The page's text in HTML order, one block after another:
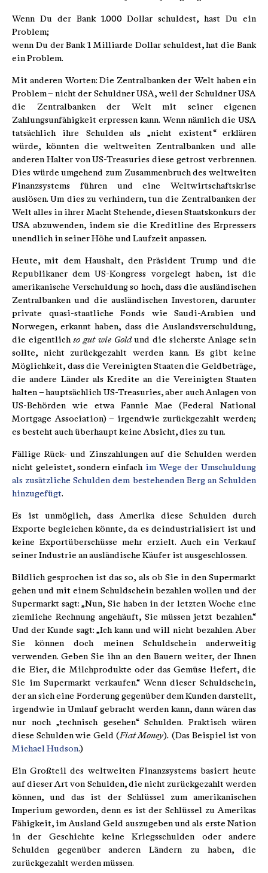
Wenn Du der Bank 1.000 Dollar schuldest, hast Du ein
Problem;
wenn Du der Bank 1 Milliarde Dollar schuldest, hat die Bank
ein Problem.
Mit anderen Worten: Die Zentralbanken der Welt haben ein
Problem – nicht der Schuldner USA, weil der Schuldner USA
die Zentralbanken der Welt mit seiner eigenen
Zahlungsunfähigkeit erpressen kann. Wenn nämlich die USA
tatsächlich ihre Schulden als „nicht existent“ erklären
würde, könnten die weltweiten Zentralbanken und alle
anderen Halter von US-Treasuries diese getrost verbrennen.
Dies würde umgehend zum Zusammenbruch des weltweiten
Finanzsystems führen und eine Weltwirtschaftskrise
auslösen. Um dies zu verhindern, tun die Zentralbanken der
Welt alles in ihrer Macht Stehende, diesen Staatskonkurs der
USA abzuwenden, indem sie die Kreditline des Erpressers
unendlich in seiner Höhe und Laufzeit anpassen.
Heute, mit dem Haushalt, den Präsident Trump und die
Republikaner dem US-Kongress vorgelegt haben, ist die
amerikanische Verschuldung so hoch, dass die ausländischen
Zentralbanken und die ausländischen Investoren, darunter
private quasi-staatliche Fonds wie Saudi-Arabien und
Norwegen, erkannt haben, dass die Auslandsverschuldung,
die eigentlichso gut wie Goldund die sicherste Anlage sein
sollte, nicht zurückgezahlt werden kann. Es gibt keine
Möglichkeit, dass die Vereinigten Staaten die Geldbeträge,
die andere Länder als Kredite an die Vereinigten Staaten
halten – hauptsächlich US-Treasuries, aber auch Anlagen von
US-Behörden wie etwa Fannie Mae (Federal National
Mortgage Association) – irgendwie zurückgezahlt werden;
es besteht auch überhaupt keine Absicht, dies zu tun.
Fällige Rück- und Zinszahlungen auf die Schulden werden
nicht geleistet, sondern einfach im Wege der Umschuldung
als zusätzliche Schulden dem bestehenden Berg an Schulden
hinzugefügt.
Es ist unmöglich, dass Amerika diese Schulden durch
Exporte begleichen könnte, da es deindustrialisiert ist und
keine Exportüberschüsse mehr erzielt. Auch ein Verkauf
seiner Industrie an ausländische Käufer ist ausgeschlossen.
Bildlich gesprochen ist das so, als ob Sie in den Supermarkt
gehen und mit einem Schuldschein bezahlen wollen und der
Supermarkt sagt: „Nun, Sie haben in der letzten Woche eine
ziemliche Rechnung angehäuft, Sie müssen jetzt bezahlen.“
Und der Kunde sagt: „Ich kann und will nicht bezahlen. Aber
Sie können doch meinen Schuldschein anderweitig
verwenden. Geben Sie ihn an den Bauern weiter, der Ihnen
die Eier, die Milchprodukte oder das Gemüse liefert, die
Sie im Supermarkt verkaufen.“ Wenn dieser Schuldschein,
der an sich eine Forderung gegenüber dem Kunden darstellt,
irgendwie in Umlauf gebracht werden kann, dann wären das
nur noch „technisch gesehen“ Schulden. Praktisch wären
diese Schulden wie Geld (Fiat Money). (Das Beispiel ist von
Michael Hudson.)
Ein Großteil des weltweiten Finanzsystems basiert heute
auf dieser Art von Schulden, die nicht zurückgezahlt werden
können, und das ist der Schlüssel zum amerikanischen
Imperium geworden, denn es ist der Schlüssel zu Amerikas
Fähigkeit, im Ausland Geld auszugeben und als erste Nation
in der Geschichte keine Kriegsschulden oder andere
Schulden gegenüber anderen Ländern zu haben, die
zurückgezahlt werden müssen.